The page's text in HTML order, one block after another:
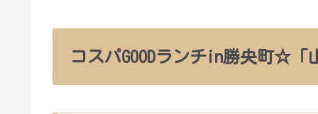
コスパGOODランチin勝央町☆「